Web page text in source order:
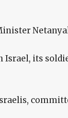
Israel, its